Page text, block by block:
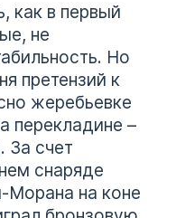
как в первый
не
Но
претензий к
жеребьевке
перекладине –
За счет
снаряде
Морана на коне